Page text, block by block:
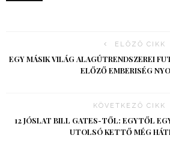
ELŐZŐ CIKK
EGY MÁSIK VILÁG ALAGÚTRENDSZEREI
ELŐZŐ EMBERISÉG
KÖVETKEZŐ CIKK
12 JÓSLAT BILL GATES-TŐL: EGYTŐL
UTOLSÓ KETTŐ MÉG